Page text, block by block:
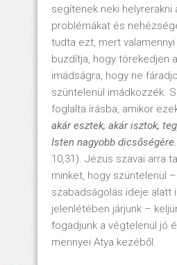
segítenek neki helyrerakni
problémákat és
tudta ezt, mert
buzdítja, hogy törekedjen
imádságra, hogy ne
szüntelenül imádkozzék.
foglalta írásba, amikor
akár esztek, akár isztok,
Isten nagyobb
10,31). Jézus szavai arra
minket, hogy szüntelenül
szabadságolás ideje alatt
jelenlétében járjunk –
fogadjunk a végtelenül jó
mennyei Atya kezéből.